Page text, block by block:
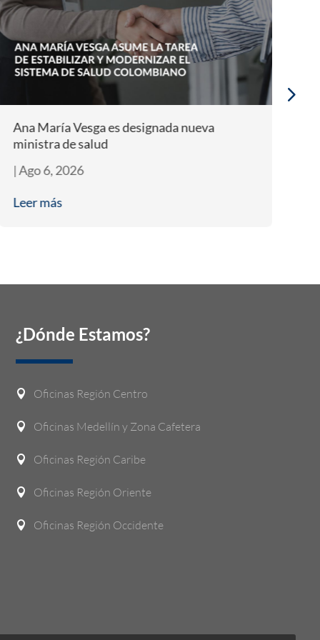
Ana María Vesga es designada nueva
ministra de salud
|Ago 6, 2026
Leer más
¿Dónde Estamos?
 Oficinas Región Centro
 Oficinas Medellín y Zona Cafetera
 Oficinas Región Caribe
 Oficinas Región Oriente
 Oficinas Región Occidente